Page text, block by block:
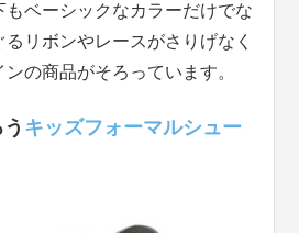
ベーシックなカラーだけでな
るリボンやレースがさりげなく
の商品がそろっています。
キッズフォーマルシュー